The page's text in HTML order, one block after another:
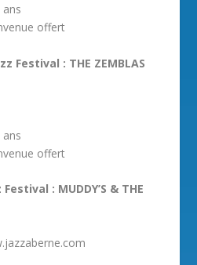
offert
Festival : THE ZEMBLAS
offert
: MUDDY’S & THE